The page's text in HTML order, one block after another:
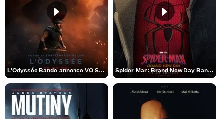
L'Odyssée Bande-annonce VO STFR Spider-Man: Brand New Day Bande-annonce VO STFR